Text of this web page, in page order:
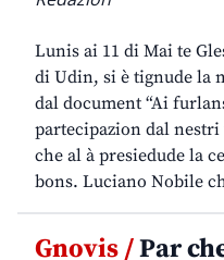
Lunis ai 11 di Mai te
di Udin, si è tignude la
dal document “Ai
partecipazion dal nestri
che al à presiedude la
bons. Luciano Nobile
Gnovis /Par